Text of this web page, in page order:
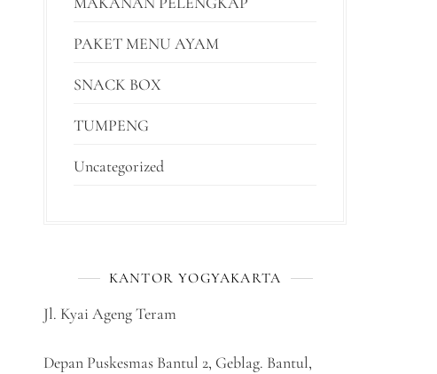
PAKET MENU AYAM
SNACK BOX
TUMPENG
Uncategorized
KANTOR YOGYAKARTA
Jl. Kyai Ageng Teram
Depan Puskesmas Bantul 2, Geblag. Bantul,